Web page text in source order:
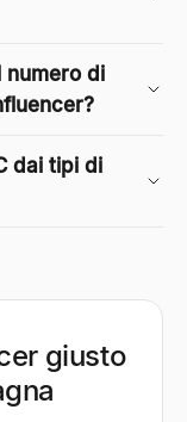
numero di
dai tipi di
giusto